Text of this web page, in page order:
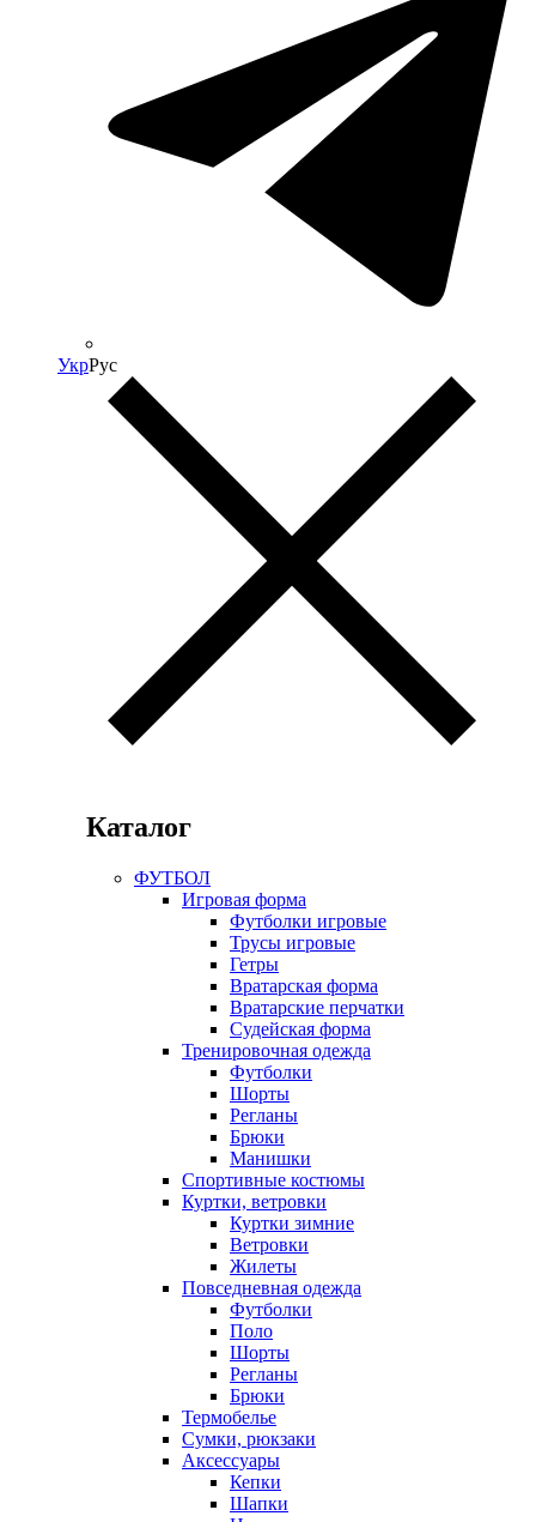
УкрРус
Каталог
ФУТБОЛ
Игровая форма
Футболки игровые
Трусы игровые
Гетры
Вратарская форма
Вратарские перчатки
Судейская форма
Тренировочная одежда
Футболки
Шорты
Регланы
Брюки
Манишки
Спортивные костюмы
Куртки, ветровки
Куртки зимние
Ветровки
Жилеты
Повседневная одежда
Футболки
Поло
Шорты
Регланы
Брюки
Термобелье
Сумки, рюкзаки
Аксессуары
Кепки
Шапки